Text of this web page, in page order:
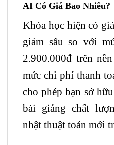
AI Có Giá Bao Nhiêu?
Khóa học hiện có
giảm sâu so với
2.900.000đ trên
mức chi phí thanh
cho phép bạn sở
bài giảng chất
nhật thuật toán mới